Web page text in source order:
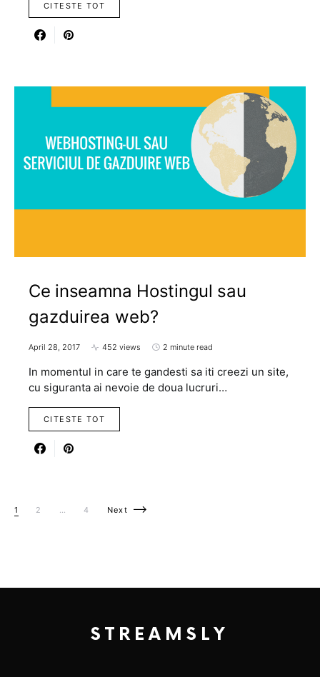
CITESTE TOT
Ce inseamna Hostingul sau
gazduirea web?
April 28, 2017 452 views 2 minute read
In momentul in care te gandesti sa iti creezi un site,
cu siguranta ai nevoie de doua lucruri…
CITESTE TOT
Posts pagination
1 2 4 Next
STREAMSLY